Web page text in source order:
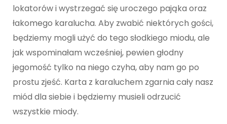
lokatorów i wystrzegać się uroczego pająka oraz
łakomego karalucha. Aby zwabić niektórych gości,
będziemy mogli użyć do tego słodkiego miodu, ale
jak wspominałam wcześniej, pewien głodny
jegomość tylko na niego czyha, aby nam go po
prostu zjeść. Karta z karaluchem zgarnia cały nasz
miód dla siebie i będziemy musieli odrzucić
wszystkie miody.